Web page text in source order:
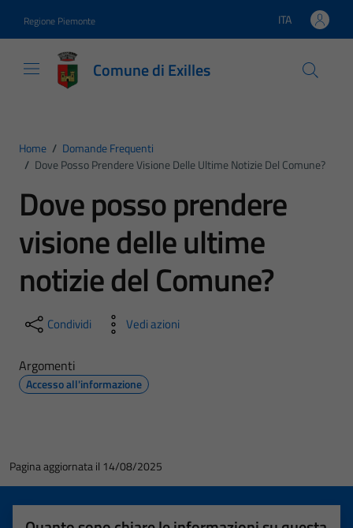
Regione Piemonte Lingua attiva:
ITA
Comune di Exilles
Home / Domande Frequenti
/ Dove Posso Prendere Visione Delle Ultime Notizie Del Comune?
Dove posso prendere
visione delle ultime
notizie del Comune?
Condividi Vedi azioni
Argomenti
Accesso all'informazione
Pagina aggiornata il 14/08/2025